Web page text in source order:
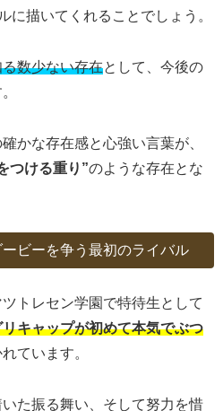
に描いてくれることでしょう。
数少ない存在として、今後の
かな存在感と心強い言葉が、
つける重り”のような存在とな
ビーを争う最初のライバル
トレセン学園で特待生として
キャップが初めて本気でぶつ
ています。
た振る舞い、そして努力を惜